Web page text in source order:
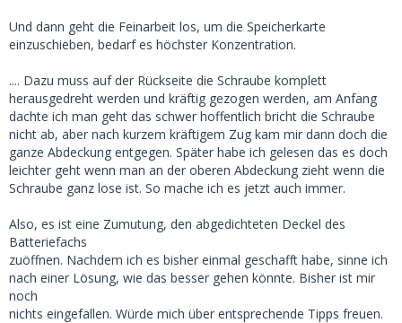
Und dann geht die Feinarbeit los, um die Speicherkarte
einzuschieben, bedarf es höchster Konzentration.
.... Dazu muss auf der Rückseite die Schraube komplett
herausgedreht werden und kräftig gezogen werden, am Anfang
dachte ich man geht das schwer hoffentlich bricht die Schraube
nicht ab, aber nach kurzem kräftigem Zug kam mir dann doch die
ganze Abdeckung entgegen. Später habe ich gelesen das es doch
leichter geht wenn man an der oberen Abdeckung zieht wenn die
Schraube ganz lose ist. So mache ich es jetzt auch immer.
Also, es ist eine Zumutung, den abgedichteten Deckel des
Batteriefachs
zuöffnen. Nachdem ich es bisher einmal geschafft habe, sinne ich
nach einer Lösung, wie das besser gehen könnte. Bisher ist mir
noch
nichts eingefallen. Würde mich über entsprechende Tipps freuen.